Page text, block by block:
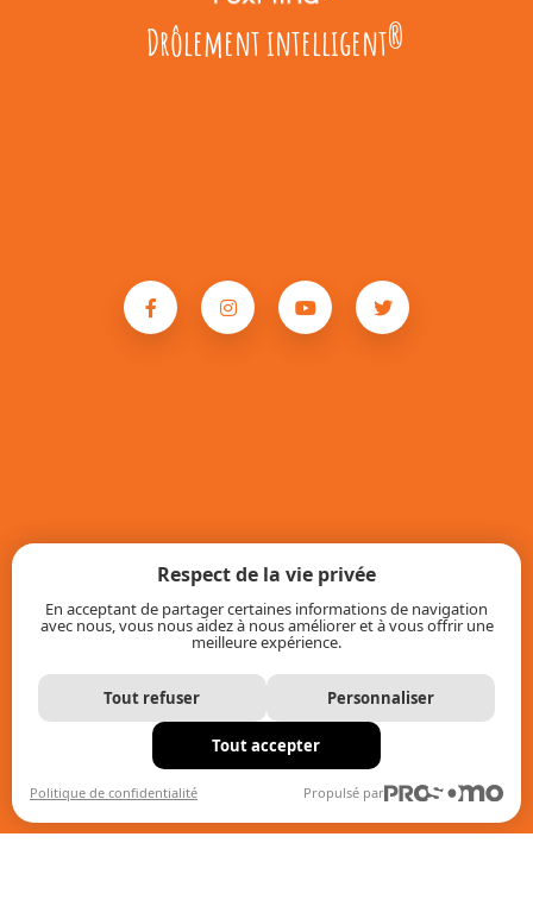
Drôlement intelligent®
Respect de la vie privée
En acceptant de partager certaines informations de navigation
avec nous, vous nous aidez à nous améliorer et à vous offrir une
meilleure expérience.
Tout refuser Personnaliser
Tout accepter
Politique de confidentialité Propulsé par